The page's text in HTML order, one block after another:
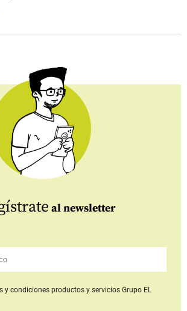
al newsletter
y condiciones productos y serviciosGrupo EL